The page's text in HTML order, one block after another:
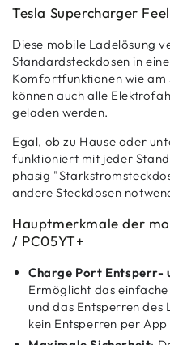
Tesla Supercharger
Diese mobile Ladelösung
Standardsteckdosen in
Komfortfunktionen wie
können auch alle
geladen werden.
Egal, ob zu Hause oder
funktioniert mit jeder
phasig
andere Steckdosen
Hauptmerkmale der
/ PC05YT+
Charge Port Entsperr-
Ermöglicht das
und das Entsperren des
kein Entsperren per